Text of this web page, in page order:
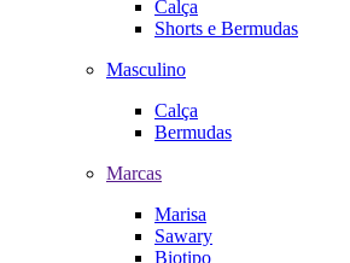
Calça
Shorts e Bermudas
Masculino
Calça
Bermudas
Marcas
Marisa
Sawary
Biotipo